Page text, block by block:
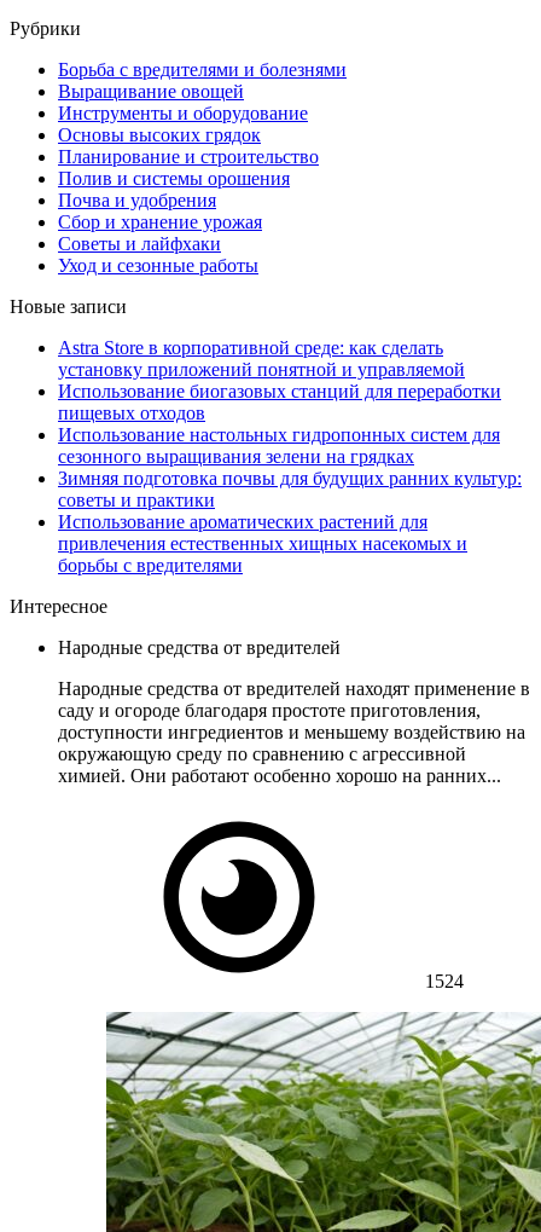
Рубрики
Борьба с вредителями и болезнями
Выращивание овощей
Инструменты и оборудование
Основы высоких грядок
Планирование и строительство
Полив и системы орошения
Почва и удобрения
Сбор и хранение урожая
Советы и лайфхаки
Уход и сезонные работы
Новые записи
Astra Store в корпоративной среде: как сделать
установку приложений понятной и управляемой
Использование биогазовых станций для переработки
пищевых отходов
Использование настольных гидропонных систем для
сезонного выращивания зелени на грядках
Зимняя подготовка почвы для будущих ранних культур:
советы и практики
Использование ароматических растений для
привлечения естественных хищных насекомых и
борьбы с вредителями
Интересное
Народные средства от вредителей
Народные средства от вредителей находят применение в
саду и огороде благодаря простоте приготовления,
доступности ингредиентов и меньшему воздействию на
окружающую среду по сравнению с агрессивной
химией. Они работают особенно хорошо на ранних...
1524